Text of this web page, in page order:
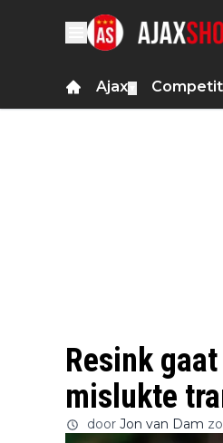
Ajax
Resink
mislukte
door Jon van Dam